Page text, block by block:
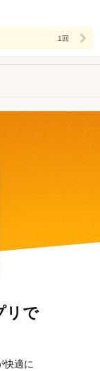
1回
リで
快適に